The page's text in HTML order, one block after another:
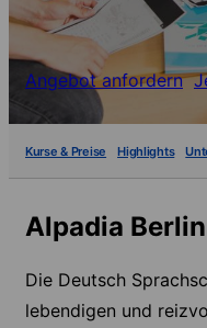
Angebot anfordern
Kurse & Preise Highlights
Alpadia Berlin
Die Deutsch
lebendigen und